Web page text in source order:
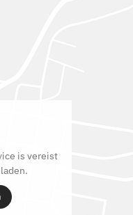
is vereist